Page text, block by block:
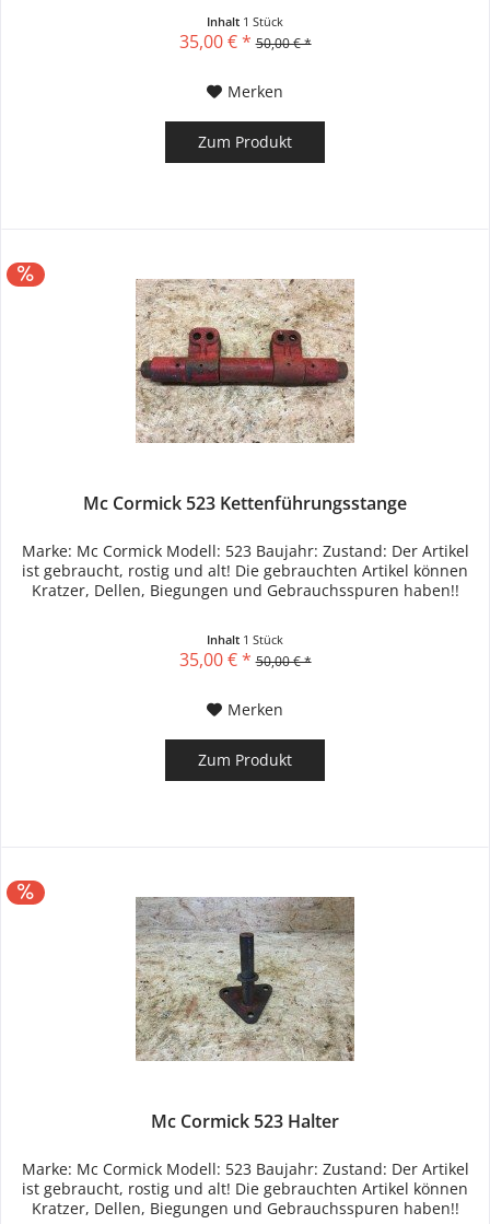
Inhalt 1 Stück
35,00 € * 50,00 € *
Merken
Zum Produkt
Mc Cormick 523 Kettenführungsstange
Marke: Mc Cormick Modell: 523 Baujahr: Zustand: Der Artikel
ist gebraucht, rostig und alt! Die gebrauchten Artikel können
Kratzer, Dellen, Biegungen und Gebrauchsspuren haben!!
Inhalt 1 Stück
35,00 € * 50,00 € *
Merken
Zum Produkt
Mc Cormick 523 Halter
Marke: Mc Cormick Modell: 523 Baujahr: Zustand: Der Artikel
ist gebraucht, rostig und alt! Die gebrauchten Artikel können
Kratzer, Dellen, Biegungen und Gebrauchsspuren haben!!